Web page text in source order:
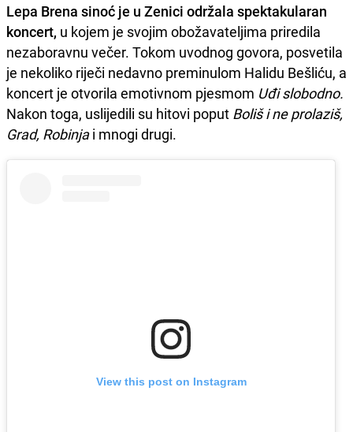
Lepa Brena sinoć je u Zenici održala spektakularan
koncert, u kojem je svojim obožavateljima priredila
nezaboravnu večer. Tokom uvodnog govora, posvetila
je nekoliko riječi nedavno preminulom Halidu Bešliću, a
koncert je otvorila emotivnom pjesmom Uđi slobodno.
Nakon toga, uslijedili su hitovi poput Boliš i ne prolaziš,
Grad, Robinjai mnogi drugi.
View this post on Instagram